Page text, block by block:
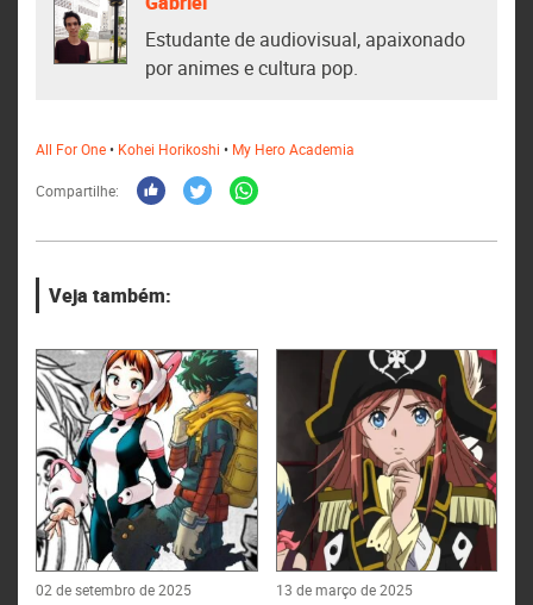
Estudante de audiovisual, apaixonado
por animes e cultura pop.
All For One• Kohei Horikoshi • My Hero Academia
Compartilhe:
Veja também:
02 de setembro de 2025 13 de março de 2025